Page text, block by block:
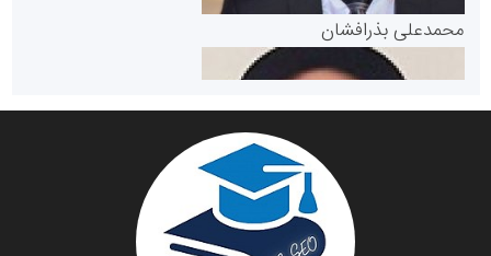
پایگاه خبری گفتمان یزد
سازمان صنعت،معدن و تجارت
محمدعلی بذرافشان